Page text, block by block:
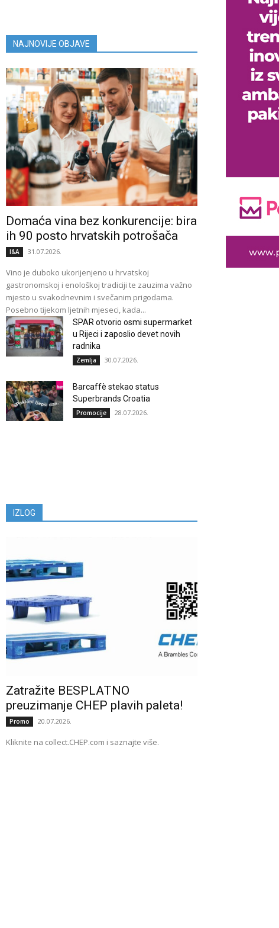
NAJNOVIJE OBJAVE
Domaća vina bez konkurencije: bira
ih 90 posto hrvatskih potrošača
I&A 31.07.2026.
Vino je duboko ukorijenjeno u hrvatskoj
gastronomskoj i enološkoj tradiciji te zauzima važno
mjesto u svakodnevnim i svečanim prigodama.
Posebno tijekom ljetnih mjeseci, kada...
SPAR otvorio osmi supermarket
u Rijeci i zaposlio devet novih
radnika
Zemlja 30.07.2026.
Barcaffè stekao status
Superbrands Croatia
Promocije 28.07.2026.
IZLOG
Zatražite BESPLATNO
preuzimanje CHEP plavih paleta!
Promo 20.07.2026.
Kliknite na collect.CHEP.com i saznajte više.